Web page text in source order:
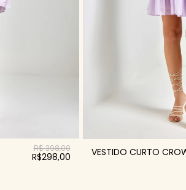
R$ 398,00
R$298,00 VESTIDO CURTO